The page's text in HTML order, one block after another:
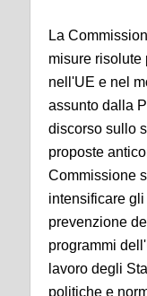
La
misure risolute
nell'UE e nel
assunto dalla
discorso sullo
proposte
Commissione
intensificare
prevenzione
programmi
lavoro degli
politiche e